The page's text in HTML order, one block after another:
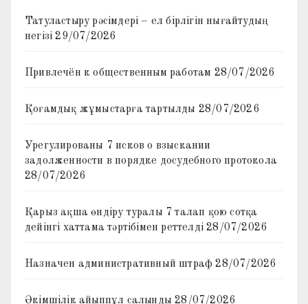
Татуластыру рәсімдері – ел бірлігін нығайтудың
негізі 29/07/2026
Привлечён к общественным работам 28/07/2026
Қоғамдық жұмыстарға тартылды 28/07/2026
Урегулированы 7 исков о взыскании
задолженности в порядке досудебного протокола
28/07/2026
Қарыз ақша өндіру туралы 7 талап қою сотқа
дейінгі хаттама тәртібімен реттелді 28/07/2026
Назначен административный штраф 28/07/2026
Әкімшілік айыппұл салынды 28/07/2026